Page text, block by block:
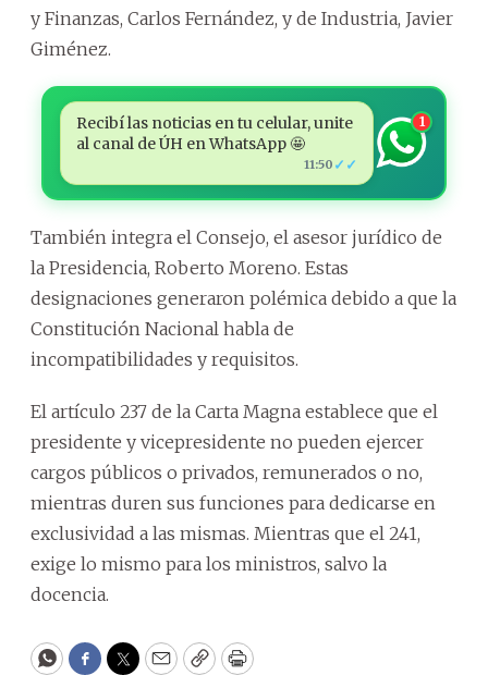
y Finanzas, Carlos Fernández, y de Industria, Javier
Giménez.
Recibí las noticias en tu celular, unite
al canal de ÚH en WhatsApp 🤩
11:50 ✓✓
1
También integra el Consejo, el asesor jurídico de
la Presidencia, Roberto Moreno. Estas
designaciones generaron polémica debido a que la
Constitución Nacional habla de
incompatibilidades y requisitos.
El artículo 237 de la Carta Magna establece que el
presidente y vicepresidente no pueden ejercer
cargos públicos o privados, remunerados o no,
mientras duren sus funciones para dedicarse en
exclusividad a las mismas. Mientras que el 241,
exige lo mismo para los ministros, salvo la
docencia.
WhatsApp
Facebook
Twitter
EmailCopyPrint